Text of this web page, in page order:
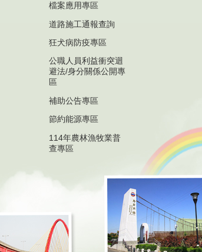
檔案應用專區
道路施工通報查詢
狂犬病防疫專區
公職人員利益衝突迴
避法/身分關係公開專
區
補助公告專區
節約能源專區
114年農林漁牧業普
查專區